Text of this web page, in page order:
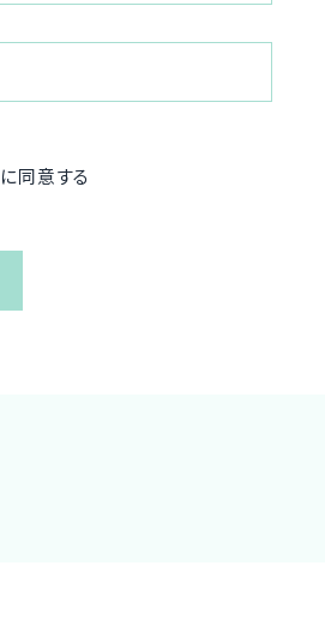
に同意する